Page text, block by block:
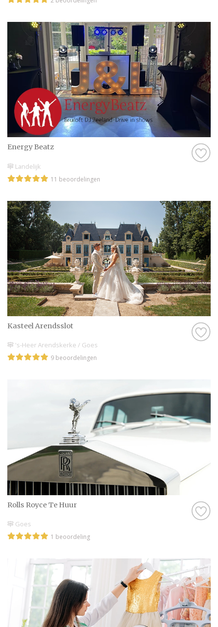
Energy Beatz
Landelijk
11 beoordelingen
Kasteel Arendsslot
's-Heer Arendskerke / Goes
9 beoordelingen
Rolls Royce Te Huur
Goes
1 beoordeling